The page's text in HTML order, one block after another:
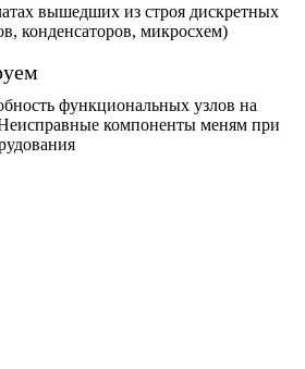
вышедших из строя дискретных
конденсаторов, микросхем)
функциональных узлов на
компоненты меням при